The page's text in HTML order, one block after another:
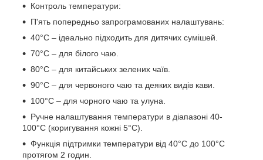
Контроль температури:
П'ять попередньо запрограмованих налаштувань:
40°C – ідеально підходить для дитячих сумішей.
70°C – для білого чаю.
80°C – для китайських зелених чаїв.
90°C – для червоного чаю та деяких видів кави.
100°C – для чорного чаю та улуна.
Ручне налаштування температури в діапазоні 40-
100°C (коригування кожні 5°C).
Функція підтримки температури від 40°C до 100°C
протягом 2 годин.